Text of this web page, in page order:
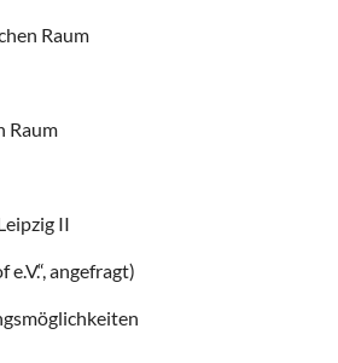
Raum
Raum
II
angefragt)